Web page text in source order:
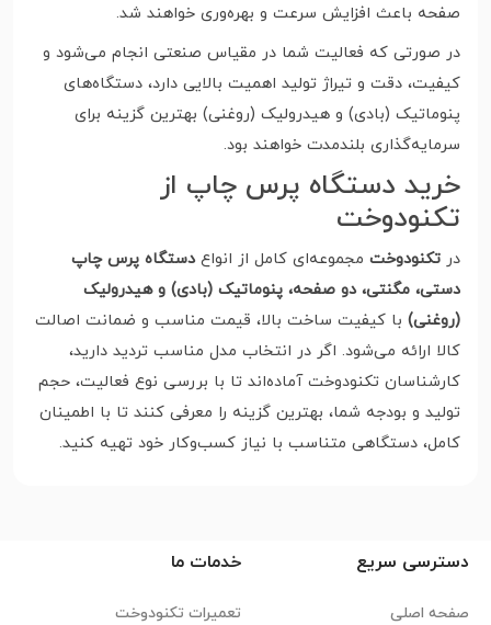
صفحه باعث افزایش سرعت و بهره‌وری خواهند شد.
در صورتی که فعالیت شما در مقیاس صنعتی انجام می‌شود و
کیفیت، دقت و تیراژ تولید اهمیت بالایی دارد، دستگاه‌های
پنوماتیک (بادی) و هیدرولیک (روغنی) بهترین گزینه برای
سرمایه‌گذاری بلندمدت خواهند بود.
خرید دستگاه پرس چاپ از
تکنودوخت
در تکنودوخت مجموعه‌ای کامل از انواعدستگاه پرس چاپ
دستی، مگنتی، دو صفحه، پنوماتیک (بادی) و هیدرولیک
(روغنی) با کیفیت ساخت بالا، قیمت مناسب و ضمانت اصالت
کالا ارائه می‌شود. اگر در انتخاب مدل مناسب تردید دارید،
کارشناسان تکنودوخت آماده‌اند تا با بررسی نوع فعالیت، حجم
تولید و بودجه شما، بهترین گزینه را معرفی کنند تا با اطمینان
کامل، دستگاهی متناسب با نیاز کسب‌وکار خود تهیه کنید.
دسترسی سریع
صفحه اصلی
خدمات ما
تعمیرات تکنودوخت